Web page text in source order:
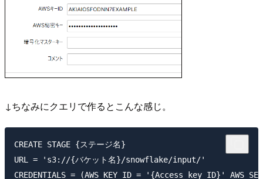
↓ちなみにクエリで作るとこんな感じ。
CREATE STAGE {ステージ名}
URL = 's3://{バケット名}/snowflake/input/'